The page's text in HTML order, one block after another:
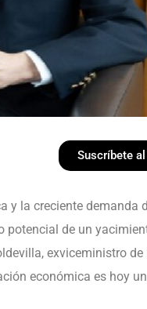
Suscríbete
y la creciente demanda
potencial de un
exviceministro de
económica es hoy